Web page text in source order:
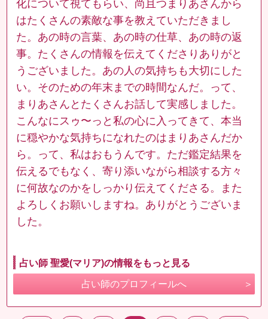
化について視てもらい、尚且つまりあさんから
はたくさんの素敵な事を教えていただきまし
た。あの時の言葉、あの時の仕草、あの時の返
事。たくさんの情報を伝えてくださりありがと
うございました。あの人の気持ちも大切にした
い。そのための年末までの時間なんだ。って、
まりあさんとたくさんお話して実感しました。
こんなにスゥ〜っと私の心に入ってきて、本当
に穏やかな気持ちになれたのはまりあさんだか
ら。って、私はおもうんです。ただ鑑定結果を
伝えるでもなく、寄り添いながら相談する方々
に何故なのかをしっかり伝えてくださる。また
よろしくお願いしますね。ありがとうございま
した。
占い師 聖愛(マリア)の情報をもっと見る
占い師のプロフィールへ